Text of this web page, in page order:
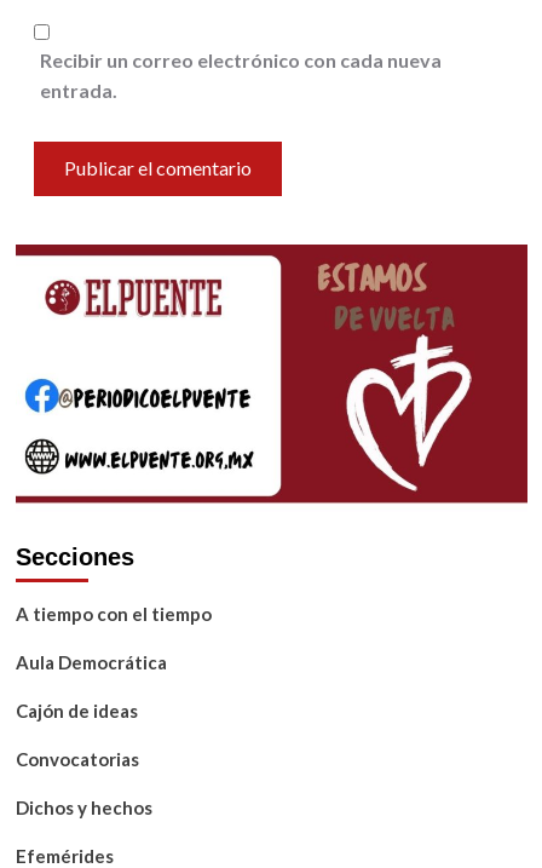
Recibir un correo electrónico con cada nueva
entrada.
Secciones
A tiempo con el tiempo
Aula Democrática
Cajón de ideas
Convocatorias
Dichos y hechos
Efemérides